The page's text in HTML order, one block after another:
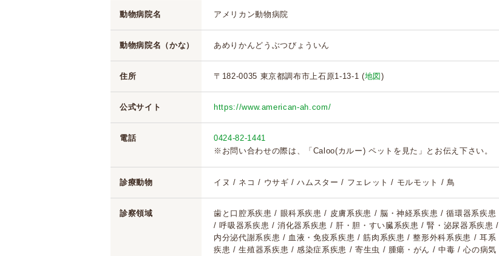
動物病院名 アメリカン動物病院
動物病院名（かな） あめりかんどうぶつびょういん
住所 〒182-0035 東京都調布市上石原1-13-1 (地図 )
公式サイト https://www.american-ah.com/
電話
0424-82-1441
※お問い合わせの際は、「Caloo(カルー) ペットを見た」とお伝え下さい。
診療動物 イヌ / ネコ / ウサギ / ハムスター / フェレット / モルモット / 鳥
診察領域
歯と口腔系疾患 / 眼科系疾患 / 皮膚系疾患 / 脳・神経系疾患 / 循環器系疾患
/ 呼吸器系疾患 / 消化器系疾患 / 肝・胆・すい臓系疾患 / 腎・泌尿器系疾患 /
内分泌代謝系疾患 / 血液・免疫系疾患 / 筋肉系疾患 / 整形外科系疾患 / 耳系
疾患 / 生殖器系疾患 / 感染症系疾患 / 寄生虫 / 腫瘍・がん / 中毒 / 心の病気